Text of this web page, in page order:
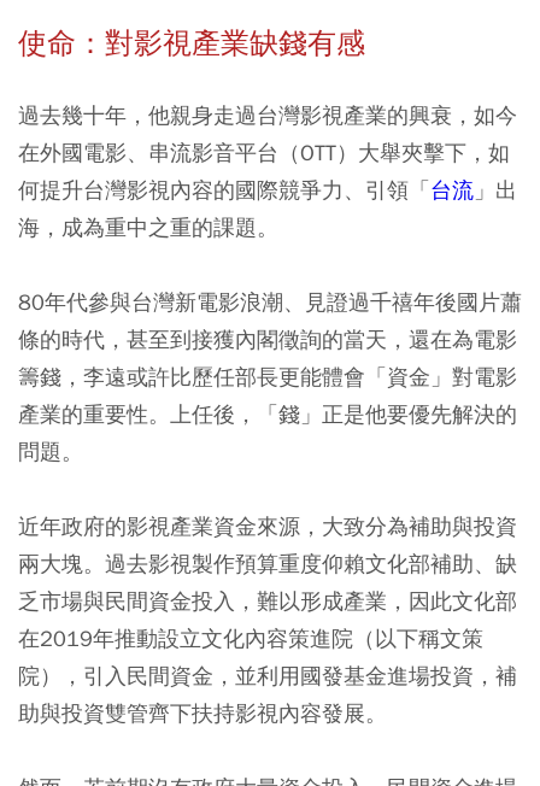
使命：對影視產業缺錢有感
過去幾十年，他親身走過台灣影視產業的興衰，如今
在外國電影、串流影音平台（OTT）大舉夾擊下，如
何提升台灣影視內容的國際競爭力、引領「台流 」出
海，成為重中之重的課題。
80年代參與台灣新電影浪潮、見證過千禧年後國片蕭
條的時代，甚至到接獲內閣徵詢的當天，還在為電影
籌錢，李遠或許比歷任部長更能體會「資金」對電影
產業的重要性。上任後，「錢」正是他要優先解決的
問題。
近年政府的影視產業資金來源，大致分為補助與投資
兩大塊。過去影視製作預算重度仰賴文化部補助、缺
乏市場與民間資金投入，難以形成產業，因此文化部
在2019年推動設立文化內容策進院（以下稱文策
院），引入民間資金，並利用國發基金進場投資，補
助與投資雙管齊下扶持影視內容發展。